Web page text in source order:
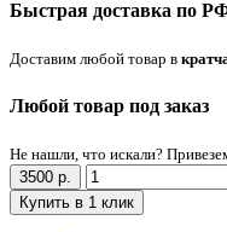
Быстрая доставка по
Доставим любой товар в
Любой товар под заказ
Не нашли, что искали?
3500 р.
Купить в 1 клик